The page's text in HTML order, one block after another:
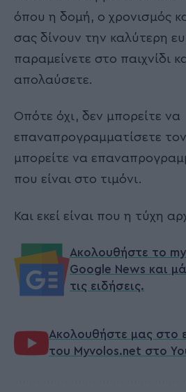
όπου η δομή, ο χρονισμός
σας δίνουν την καλύτερη
παραμείνετε στο παιχνίδι
απολαύσετε.
Οπότε όχι, δεν μπορείτε να
επαναπρογραμματίσετε
μπορείτε να
που είναι στο τιμόνι.
Και εκεί είναι που η τύχη
Ακολουθήστε το
Google News και
τις ειδήσεις.
Ακολουθήστε μας στο
του Myvolos.net στο